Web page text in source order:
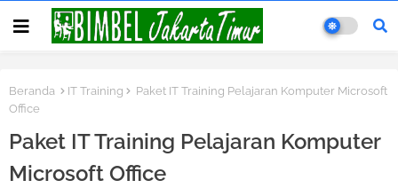
Beranda IT Training
Paket IT Training Pelajaran Komputer Microsoft
Office
Paket IT Training Pelajaran Komputer
Microsoft Office